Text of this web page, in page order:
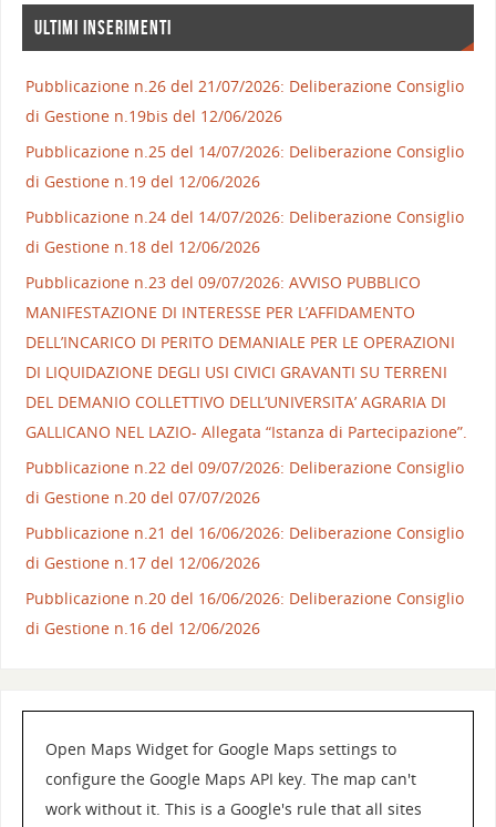
ULTIMI INSERIMENTI
Pubblicazione n.26 del 21/07/2026: Deliberazione Consiglio
di Gestione n.19bis del 12/06/2026
Pubblicazione n.25 del 14/07/2026: Deliberazione Consiglio
di Gestione n.19 del 12/06/2026
Pubblicazione n.24 del 14/07/2026: Deliberazione Consiglio
di Gestione n.18 del 12/06/2026
Pubblicazione n.23 del 09/07/2026: AVVISO PUBBLICO
MANIFESTAZIONE DI INTERESSE PER L’AFFIDAMENTO
DELL’INCARICO DI PERITO DEMANIALE PER LE OPERAZIONI
DI LIQUIDAZIONE DEGLI USI CIVICI GRAVANTI SU TERRENI
DEL DEMANIO COLLETTIVO DELL’UNIVERSITA’ AGRARIA DI
GALLICANO NEL LAZIO- Allegata “Istanza di Partecipazione”.
Pubblicazione n.22 del 09/07/2026: Deliberazione Consiglio
di Gestione n.20 del 07/07/2026
Pubblicazione n.21 del 16/06/2026: Deliberazione Consiglio
di Gestione n.17 del 12/06/2026
Pubblicazione n.20 del 16/06/2026: Deliberazione Consiglio
di Gestione n.16 del 12/06/2026
Open Maps Widget for Google Maps settings to
configure the Google Maps API key. The map can't
work without it. This is a Google's rule that all sites